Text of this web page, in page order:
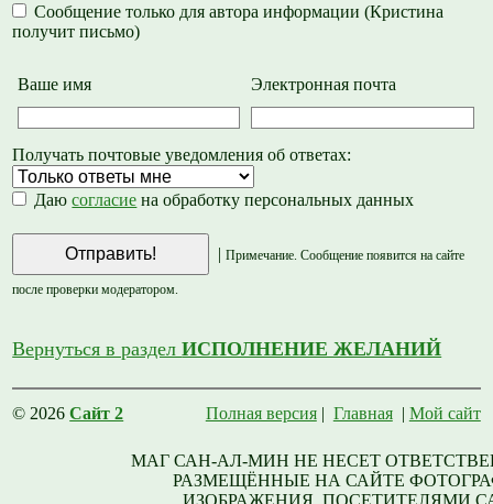
Сообщение только для автора информации (Кристина
получит письмо)
Ваше имя Электронная почта
Получать почтовые уведомления об ответах:
Даюсогласие на обработку персональных данных
| Примечание. Сообщение появится на сайте
после проверки модератором.
Вернуться в разделИСПОЛНЕНИЕ ЖЕЛАНИЙ
© 2026Сайт 2 Полная версия| Главная| Мой сайт
МАГ САН-АЛ-МИН НЕ НЕСЕТ
РАЗМЕЩЁННЫЕ НА САЙТЕ
ИЗОБРАЖЕНИЯ, ПОСЕТИТЕЛЯМИ